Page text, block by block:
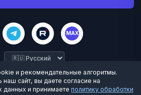
MAX
Вояж. Все права защищены.
и рекомендательные алгоритмы.
сайт, вы даете согласие на
данных и принимаете политику обработки